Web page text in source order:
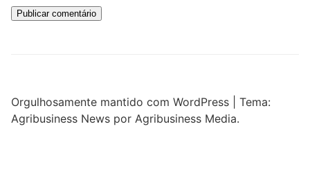
Orgulhosamente mantido com WordPress
Tema:
Agribusiness News por Agribusiness Media.